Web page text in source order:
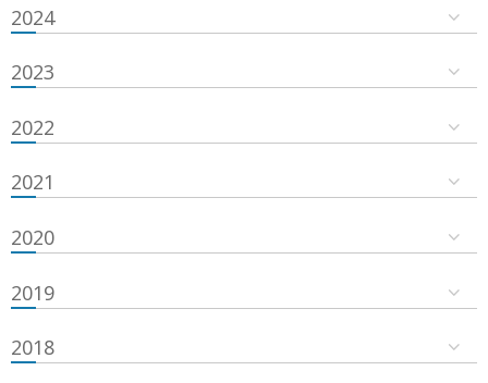
2024
2023
2022
2021
2020
2019
2018